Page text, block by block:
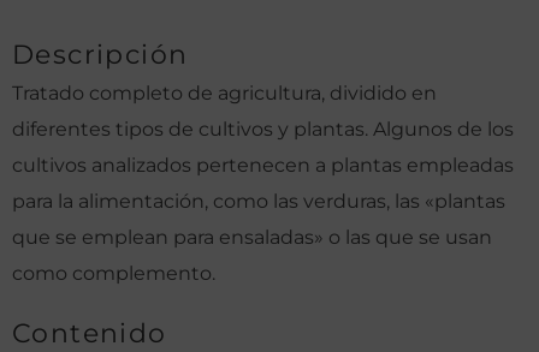
Descripción
Tratado completo de agricultura, dividido en
diferentes tipos de cultivos y plantas. Algunos de los
cultivos analizados pertenecen a plantas empleadas
para la alimentación, como las verduras, las «plantas
que se emplean para ensaladas» o las que se usan
como complemento.
Contenido